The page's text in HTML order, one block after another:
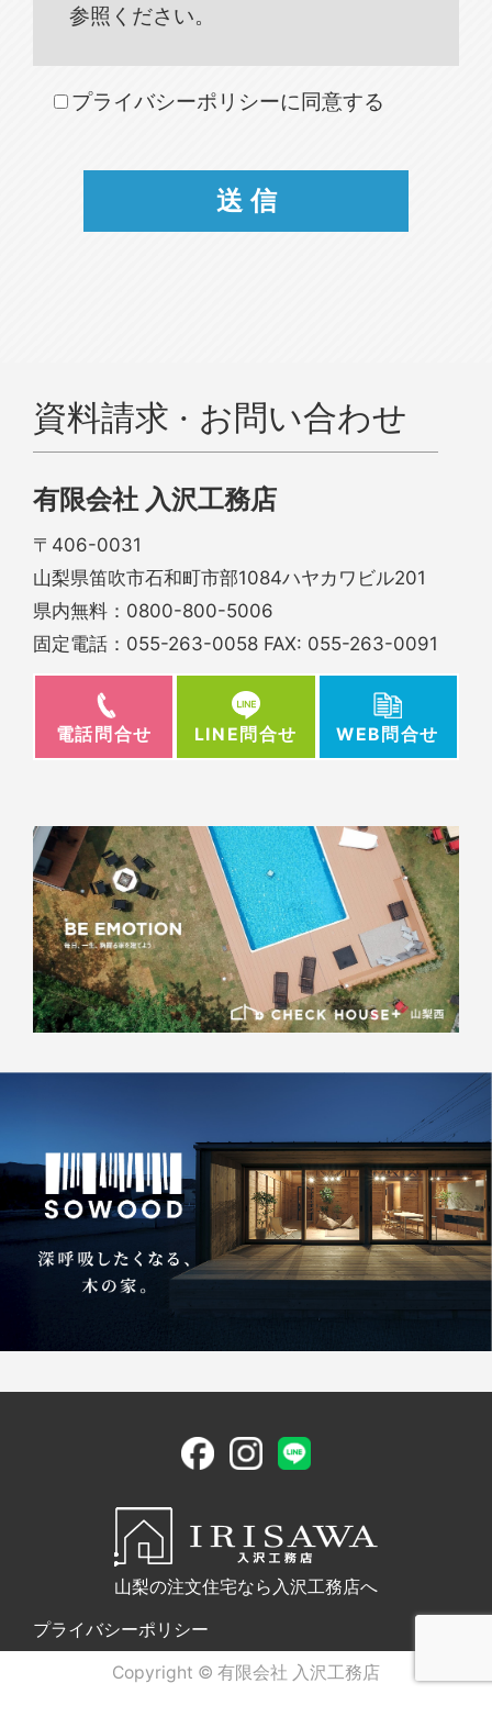
参照ください。
プライバシーポリシーに同意する
資料請求 · お問い合わせ
有限会社 入沢工務店
〒406-0031
山梨県笛吹市石和町市部1084ハヤカワビル201
県内無料： 0800-800-5006
固定電話： 055-263-0058 FAX: 055-263-0091
電話問合せ LINE問合せ WEB問合せ
山梨の注文住宅なら入沢工務店へ
プライバシーポリシー
Copyright © 有限会社 入沢工務店